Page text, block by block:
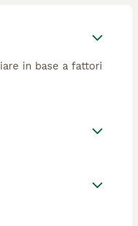
in base a fattori